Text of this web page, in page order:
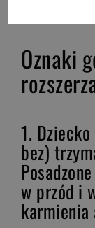
Oznaki
1.
bez)
w przód i
karmienia